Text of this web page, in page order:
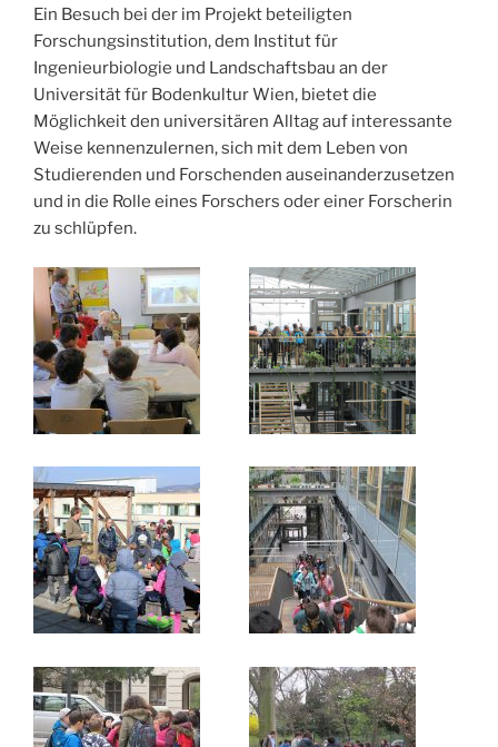
Ein Besuch bei der im Projekt beteiligten
Forschungsinstitution, dem Institut für
Ingenieurbiologie und Landschaftsbau an der
Universität für Bodenkultur Wien, bietet die
Möglichkeit den universitären Alltag auf interessante
Weise kennenzulernen, sich mit dem Leben von
Studierenden und Forschenden auseinanderzusetzen
und in die Rolle eines Forschers oder einer Forscherin
zu schlüpfen.